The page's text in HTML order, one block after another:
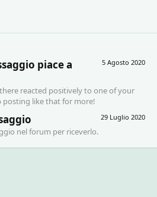
5 Agosto 2020
piace a
reacted positively to one of your
posting like that for more!
29 Luglio 2020
nel forum per riceverlo.